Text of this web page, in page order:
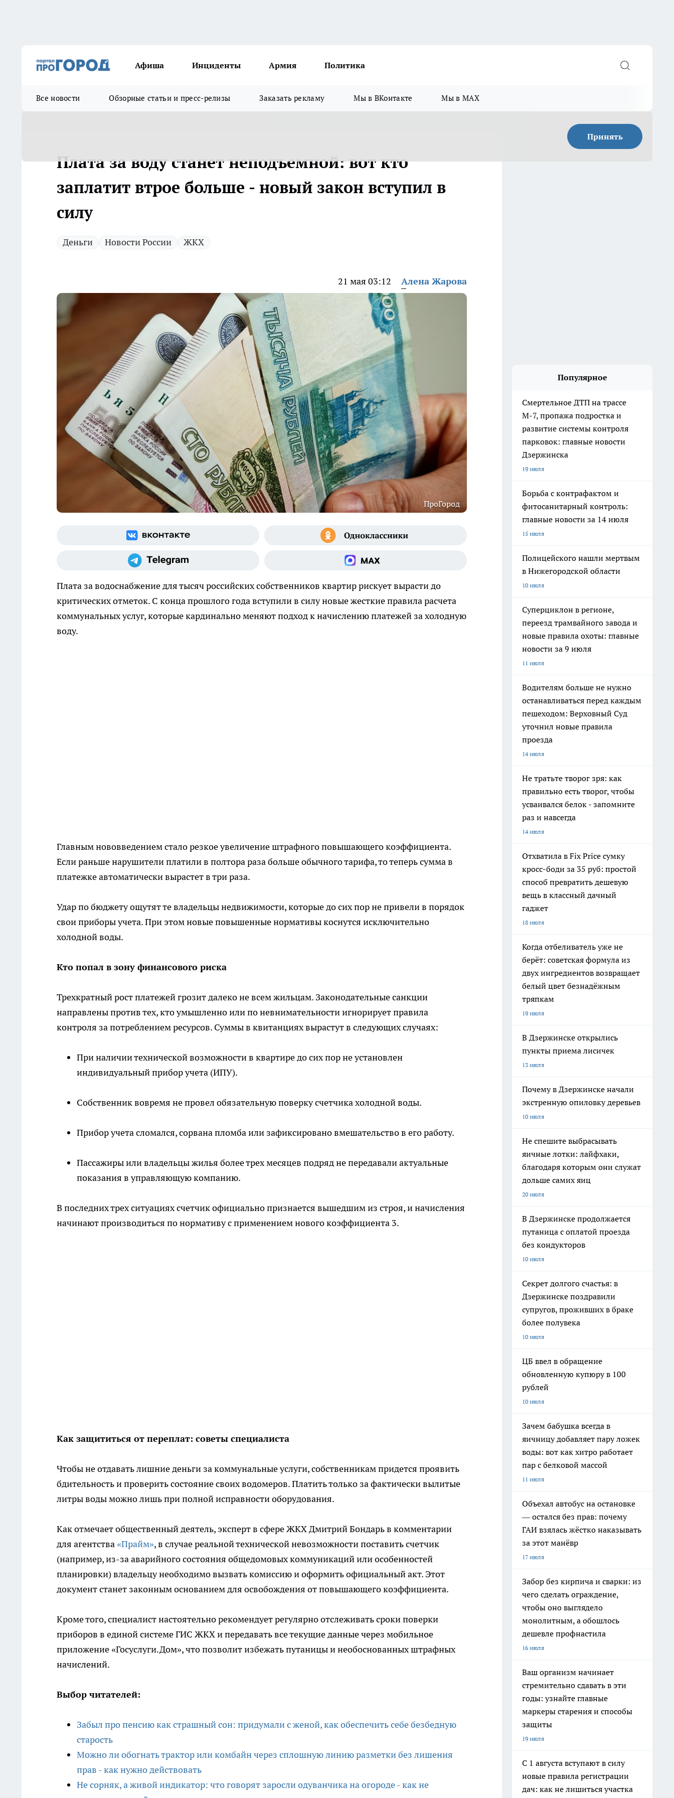
Афиша Инциденты Армия Политика
Все новости Обзорные статьи и пресс-релизы Заказать рекламу Мы в ВКонтакте Мы в MAX
Принять
Плата за воду станет неподъемной: вот кто
заплатит втрое больше - новый закон вступил в
силу
Деньги Новости России ЖКХ
21 мая 03:12 Алена Жарова
ПроГород
Плата за водоснабжение для тысяч российских собственников квартир рискует вырасти до
критических отметок. С конца прошлого года вступили в силу новые жесткие правила расчета
коммунальных услуг, которые кардинально меняют подход к начислению платежей за холодную
воду.
Главным нововведением стало резкое увеличение штрафного повышающего коэффициента.
Если раньше нарушители платили в полтора раза больше обычного тарифа, то теперь сумма в
платежке автоматически вырастет в три раза.
Удар по бюджету ощутят те владельцы недвижимости, которые до сих пор не привели в порядок
свои приборы учета. При этом новые повышенные нормативы коснутся исключительно
холодной воды.
Кто попал в зону финансового риска
Трехкратный рост платежей грозит далеко не всем жильцам. Законодательные санкции
направлены против тех, кто умышленно или по невнимательности игнорирует правила
контроля за потреблением ресурсов. Суммы в квитанциях вырастут в следующих случаях:
При наличии технической возможности в квартире до сих пор не установлен
индивидуальный прибор учета (ИПУ).
Собственник вовремя не провел обязательную поверку счетчика холодной воды.
Прибор учета сломался, сорвана пломба или зафиксировано вмешательство в его работу.
Пассажиры или владельцы жилья более трех месяцев подряд не передавали актуальные
показания в управляющую компанию.
В последних трех ситуациях счетчик официально признается вышедшим из строя, и начисления
начинают производиться по нормативу с применением нового коэффициента 3.
Как защититься от переплат: советы специалиста
Чтобы не отдавать лишние деньги за коммунальные услуги, собственникам придется проявить
бдительность и проверить состояние своих водомеров. Платить только за фактически вылитые
литры воды можно лишь при полной исправности оборудования.
Как отмечает общественный деятель, эксперт в сфере ЖКХ Дмитрий Бондарь в комментарии
для агентства «Прайм», в случае реальной технической невозможности поставить счетчик
(например, из-за аварийного состояния общедомовых коммуникаций или особенностей
планировки) владельцу необходимо вызвать комиссию и оформить официальный акт. Этот
документ станет законным основанием для освобождения от повышающего коэффициента.
Кроме того, специалист настоятельно рекомендует регулярно отслеживать сроки поверки
приборов в единой системе ГИС ЖКХ и передавать все текущие данные через мобильное
приложение «Госуслуги.Дом», что позволит избежать путаницы и необоснованных штрафных
начислений.
Выбор читателей:
Забыл про пенсию как страшный сон: придумали с женой, как обеспечить себе безбедную
старость
Можно ли обогнать трактор или комбайн через сплошную линию разметки без лишения
прав - как нужно действовать
Не сорняк, а живой индикатор: что говорят заросли одуванчика на огороде - как не
Популярное
Смертельное ДТП на трассе
М-7, пропажа подростка и
развитие системы контроля
парковок: главные новости
Дзержинска
19 июля
Борьба с контрафактом и
фитосанитарный контроль:
главные новости за 14 июля
15 июля
Полицейского нашли мертвым
в Нижегородской области
10 июля
Суперциклон в регионе,
переезд трамвайного завода и
новые правила охоты: главные
новости за 9 июля
11 июля
Водителям больше не нужно
останавливаться перед каждым
пешеходом: Верховный Суд
уточнил новые правила
проезда
14 июля
Не тратьте творог зря: как
правильно есть творог, чтобы
усваивался белок - запомните
раз и навсегда
14 июля
Отхватила в Fix Price сумку
кросс-боди за 35 руб: простой
способ превратить дешевую
вещь в классный дачный
гаджет
18 июля
Когда отбеливатель уже не
берёт: советская формула из
двух ингредиентов возвращает
белый цвет безнадёжным
тряпкам
19 июля
В Дзержинске открылись
пункты приема лисичек
13 июля
Почему в Дзержинске начали
экстренную опиловку деревьев
10 июля
Не спешите выбрасывать
яичные лотки: лайфхаки,
благодаря которым они служат
дольше самих яиц
20 июля
В Дзержинске продолжается
путаница с оплатой проезда
без кондукторов
10 июля
Секрет долгого счастья: в
Дзержинске поздравили
супругов, проживших в браке
более полувека
10 июля
ЦБ ввел в обращение
обновленную купюру в 100
рублей
10 июля
Зачем бабушка всегда в
яичницу добавляет пару ложек
воды: вот как хитро работает
пар с белковой массой
11 июля
Объехал автобус на остановке
— остался без прав: почему
ГАИ взялась жёстко наказывать
за этот манёвр
17 июля
Забор без кирпича и сварки: из
чего сделать ограждение,
чтобы оно выглядело
монолитным, а обошлось
дешевле профнастила
16 июля
Ваш организм начинает
стремительно сдавать в эти
годы: узнайте главные
маркеры старения и способы
защиты
19 июля
С 1 августа вступают в силу
новые правила регистрации
дач: как не лишиться участка